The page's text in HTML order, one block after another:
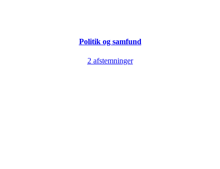
Politik og samfund
2 afstemninger